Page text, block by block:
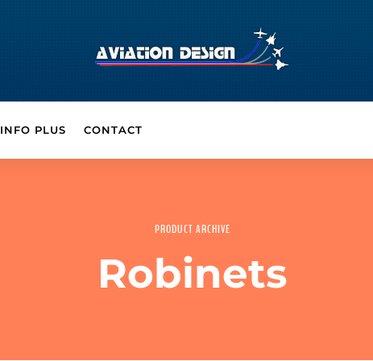
INFO PLUS CONTACT
PRODUCT ARCHIVE
Robinets